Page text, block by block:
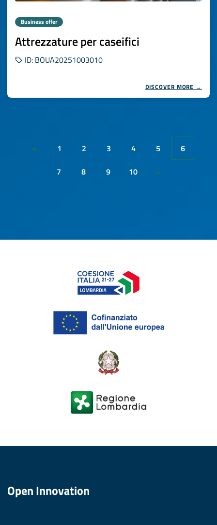
Business offer
Attrezzature per caseifici
ID: BOUA20251003010
DISCOVER MORE →
« 1 2 3 4 5
6
7
8 9 10 »
Open Innovation